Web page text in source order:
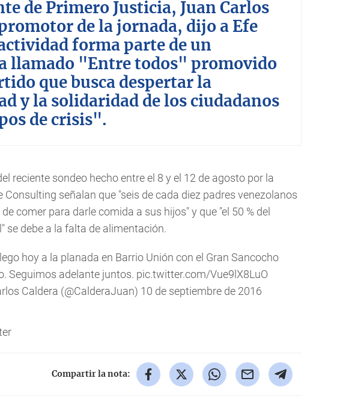
de Primero Justicia, Juan Carlos
de la jornada, dijo a Efe
forma parte de un
llamado "Entre todos" promovido
que busca despertar la
y la solidaridad de los ciudadanos
de crisis".
reciente sondeo hecho entre el 8 y el 12 de agosto por la
señalan que "seis de cada diez padres venezolanos
comer para darle comida a sus hijos" y que "el 50 % del
se debe a la falta de alimentación.
hoy a la planada en Barrio Unión con el Gran Sancocho
Seguimos adelante juntos. pic.twitter.com/Vue9lX8LuO
Caldera (@CalderaJuan) 10 de septiembre de 2016
Compartir la nota: